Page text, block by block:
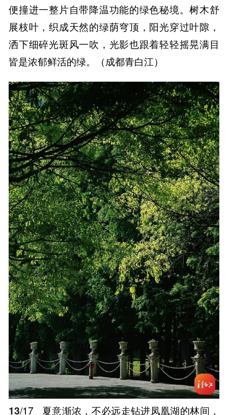
便撞进一整片自带降温功能的绿色秘境。树木舒
展枝叶，织成天然的绿荫穹顶，阳光穿过叶隙，
洒下细碎光斑风一吹，光影也跟着轻轻摇晃满目
皆是浓郁鲜活的绿。（成都青白江）
13/17 夏意渐浓，不必远走钻进凤凰湖的林间，